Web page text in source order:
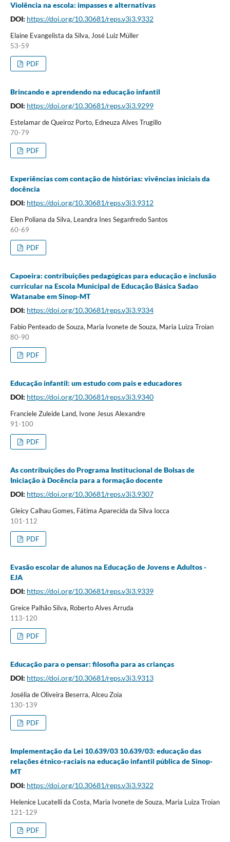
Violência na escola: impasses e alternativas
DOI: https://doi.org/10.30681/reps.v3i3.9332
Elaine Evangelista da Silva, José Luiz Müller
53-59
PDF
Brincando e aprendendo na educação infantil
DOI: https://doi.org/10.30681/reps.v3i3.9299
Estelamar de Queiroz Porto, Edneuza Alves Trugillo
70-79
PDF
Experiências com contação de histórias: vivências iniciais da
docência
DOI: https://doi.org/10.30681/reps.v3i3.9312
Elen Poliana da Silva, Leandra Ines Seganfredo Santos
60-69
PDF
Capoeira: contribuições pedagógicas para educação e inclusão
curricular na Escola Municipal de Educação Básica Sadao
Watanabe em Sinop-MT
DOI: https://doi.org/10.30681/reps.v3i3.9334
Fabio Penteado de Souza, Maria Ivonete de Souza, Maria Luiza Troian
80-90
PDF
Educação infantil: um estudo com pais e educadores
DOI: https://doi.org/10.30681/reps.v3i3.9340
Franciele Zuleide Land, Ivone Jesus Alexandre
91-100
PDF
As contribuições do Programa Institucional de Bolsas de
Iniciação à Docência para a formação docente
DOI: https://doi.org/10.30681/reps.v3i3.9307
Gleicy Calhau Gomes, Fátima Aparecida da Silva Iocca
101-112
PDF
Evasão escolar de alunos na Educação de Jovens e Adultos -
EJA
DOI: https://doi.org/10.30681/reps.v3i3.9339
Greice Palhão Silva, Roberto Alves Arruda
113-120
PDF
Educação para o pensar: filosofia para as crianças
DOI: https://doi.org/10.30681/reps.v3i3.9313
Josélia de Oliveira Beserra, Alceu Zoia
130-139
PDF
Implementação da Lei 10.639/03 10.639/03: educação das
relações étnico-raciais na educação infantil pública de Sinop-
MT
DOI: https://doi.org/10.30681/reps.v3i3.9322
Helenice Lucatelli da Costa, Maria Ivonete de Souza, Maria Luiza Troian
121-129
PDF